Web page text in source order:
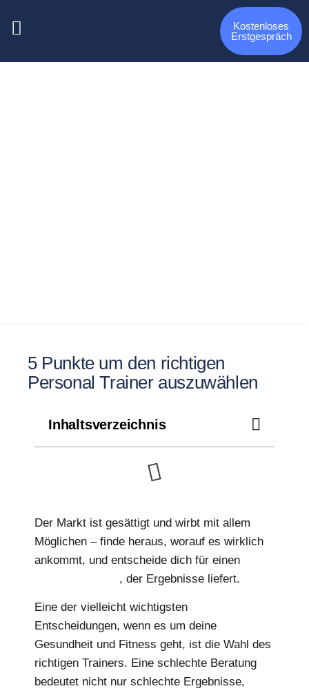
Kostenloses
Erstgespräch
5 Punkte um den richtigen
Personal Trainer auszuwählen
Inhaltsverzeichnis
Der Markt ist gesättigt und wirbt mit allem
Möglichen – finde heraus, worauf es wirklich
ankommt, und entscheide dich für einen
, der Ergebnisse liefert.
Eine der vielleicht wichtigsten
Entscheidungen, wenn es um deine
Gesundheit und Fitness geht, ist die Wahl des
richtigen Trainers. Eine schlechte Beratung
bedeutet nicht nur schlechte Ergebnisse,